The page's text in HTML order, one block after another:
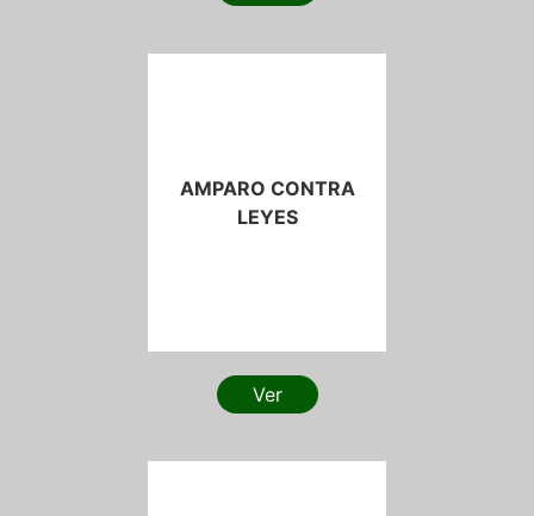
AMPARO CONTRA
LEYES
Ver